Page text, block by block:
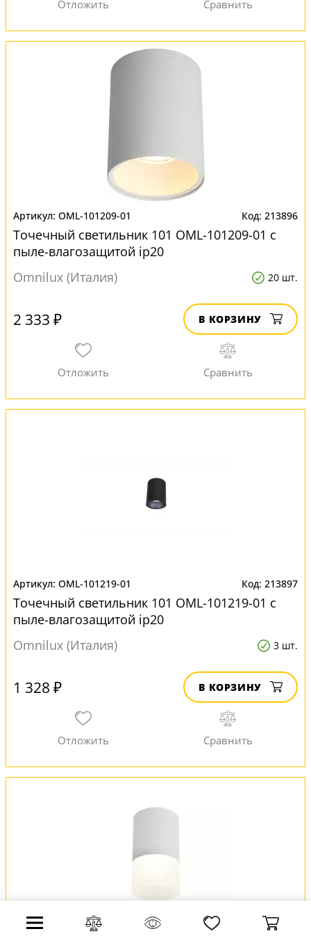
OML-101209-01 213896
Точечный светильник 101 OML-101209-01 с
пыле-влагозащитой ip20
Omnilux (Италия)
20 шт.
2 333 ₽ В КОРЗИНУ
OML-101219-01 213897
Точечный светильник 101 OML-101219-01 с
пыле-влагозащитой ip20
Omnilux (Италия)
3 шт.
1 328 ₽ В КОРЗИНУ